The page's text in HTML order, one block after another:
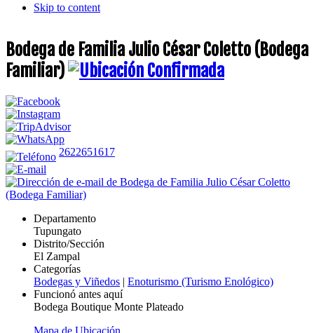
Skip to content
Bodega de Familia Julio César Coletto (Bodega
Familiar)
2622651617
Departamento
Tupungato
Distrito/Sección
El Zampal
Categorías
Bodegas y Viñedos | Enoturismo (Turismo Enológico)
Funcionó antes aquí
Bodega Boutique Monte Plateado
Mapa de Ubicación